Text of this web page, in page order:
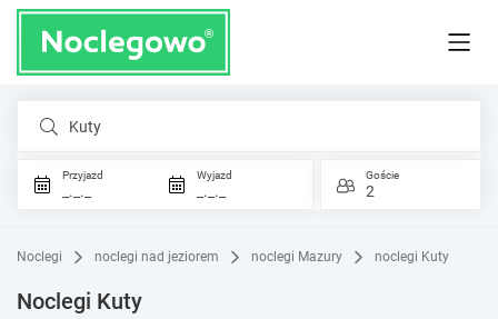
Kuty
Przyjazd
_._._
Wyjazd
_._._
Goście
2
Noclegi noclegi nad jeziorem noclegi Mazury noclegi Kuty
Noclegi Kuty